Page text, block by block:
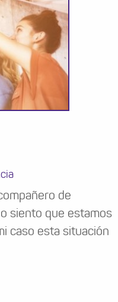
de
siento que estamos
caso esta situación